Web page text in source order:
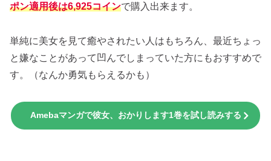
ポン適用後は6,925コインで購入出来ます。
単純に美女を見て癒やされたい人はもちろん、最近ちょっ
と嫌なことがあって凹んでしまっていた方にもおすすめで
す。（なんか勇気もらえるかも）
Amebaマンガで彼女、おかりします1巻を試し読みする